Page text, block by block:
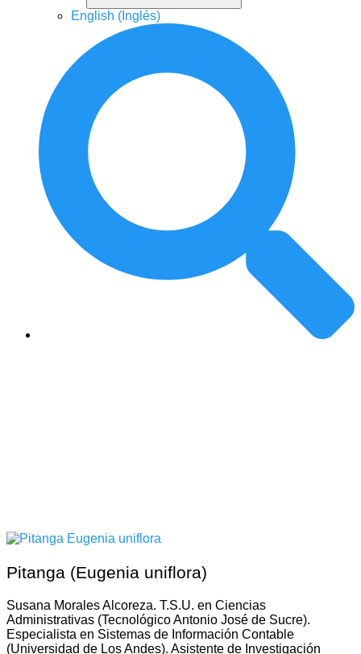
English ( Inglés)
Pitanga (Eugenia uniflora)
Susana Morales Alcoreza. T.S.U. en Ciencias
Administrativas (Tecnológico Antonio José de Sucre).
Especialista en Sistemas de Información Contable
(Universidad de Los Andes). Asistente de Investigación